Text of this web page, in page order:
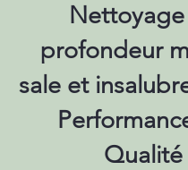
profondeur
sale et
Qualité